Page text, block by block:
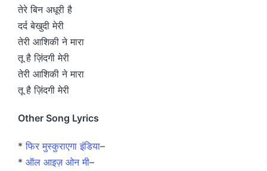
तेरे बिन अधूरी है
दर्द बेखुदी मेरी
तेरी आशिकी ने मारा
तू है ज़िंदगी मेरी
तेरी आशिकी ने मारा
तू है ज़िंदगी मेरी
Other Song Lyrics
*फिर मुस्कुराएगा इंडिया–
* ऑल आइज़ ओन मी–